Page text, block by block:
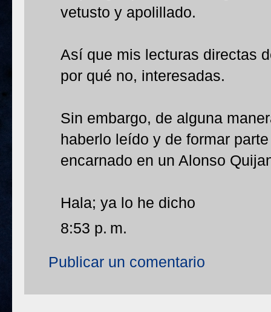
vetusto y apolillado.
Así que mis lecturas directas
por qué no, interesadas.
Sin embargo, de alguna
haberlo leído y de formar
encarnado en un Alonso
Hala; ya lo he dicho
8:53 p. m.
Publicar un comentario